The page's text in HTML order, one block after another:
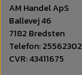
AM Handel ApS
Ballevej 46
7182 Bredsten
Telefon: 25562302
CVR: 43411675